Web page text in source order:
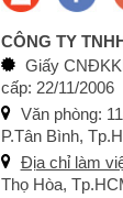
CÔNG TY
Giấy
cấp: 22/11/2006
Văn phòng:
P.Tân Bình,
Địa chỉ làm
Thọ Hòa,